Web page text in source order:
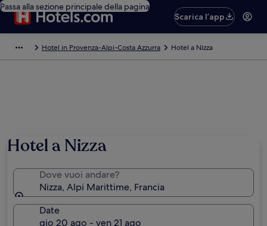
Passa alla sezione principale della pagina
Scarica l’app
Hotel in Provenza-Alpi-Costa Azzurra Hotel a Nizza
Hotel a Nizza
Dove vuoi andare?
Nizza, Alpi Marittime, Francia
Date
gio 20 ago - ven 21 ago